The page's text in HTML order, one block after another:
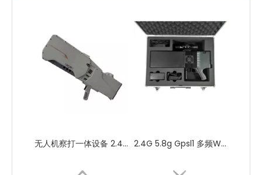
无人机察打一体设备 2.4G 5.8g Gpsl1 WiFi 1000-2000米 无人机探测反制设备 2.4G 5.8g Gpsl1 多频WiFi 1000-2000米 覆盖无人机干扰器